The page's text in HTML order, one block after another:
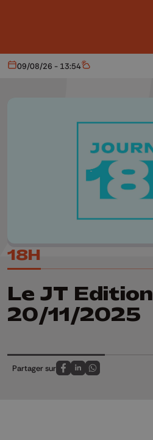
Aujourd'hui
09/08/26 - 13:54 Météo
18H
Le JT
20/11/2025
Partager sur
Partagez sur FaceBook
Partagez sur LinkedIn
Partagez sur